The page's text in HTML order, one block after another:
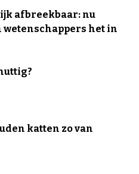
afbreekbaar: nu
het in
katten zo van